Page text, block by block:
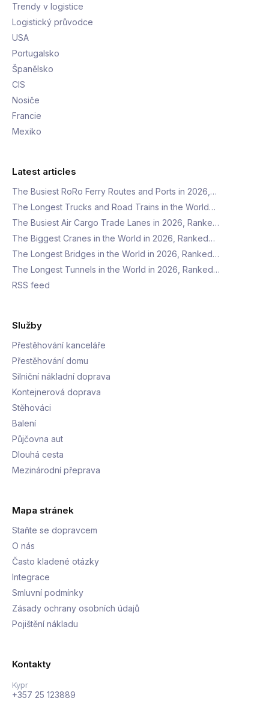
Trendy v logistice
Logistický průvodce
USA
Portugalsko
Španělsko
CIS
Nosiče
Francie
Mexiko
Latest articles
The Busiest RoRo Ferry Routes and Ports in 2026,…
The Longest Trucks and Road Trains in the World…
The Busiest Air Cargo Trade Lanes in 2026, Ranke…
The Biggest Cranes in the World in 2026, Ranked…
The Longest Bridges in the World in 2026, Ranked…
The Longest Tunnels in the World in 2026, Ranked…
RSS feed
Služby
Přestěhování kanceláře
Přestěhování domu
Silniční nákladní doprava
Kontejnerová doprava
Stěhováci
Balení
Půjčovna aut
Dlouhá cesta
Mezinárodní přeprava
Mapa stránek
Staňte se dopravcem
O nás
Často kladené otázky
Integrace
Smluvní podmínky
Zásady ochrany osobních údajů
Pojištění nákladu
Kontakty
Kypr
+357 25 123889